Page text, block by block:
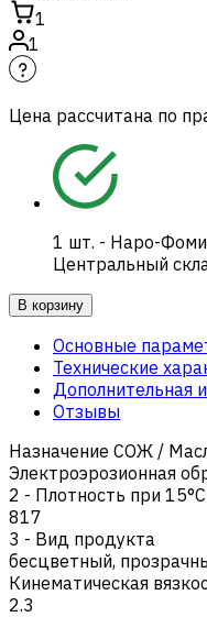
1
1
Цена рассчитана по
1 шт. - Наро-
Центральный
В корзину
Основные
Технические
Дополнительная
Отзывы
Назначение СОЖ /
Электроэрозионная
2 - Плотность при
817
3 - Вид продукта
бесцветный,
Кинематическая
2.3